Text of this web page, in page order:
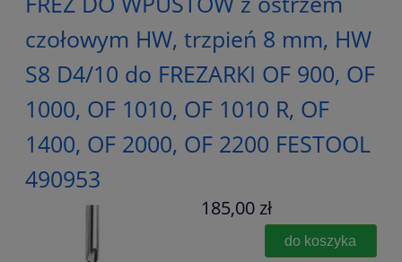
czołowym HW, trzpień 8 mm, HW
S8 D4/10 do FREZARKI OF 900, OF
1000, OF 1010, OF 1010 R, OF
1400, OF 2000, OF 2200 FESTOOL
490953
185,00 zł
do koszyka